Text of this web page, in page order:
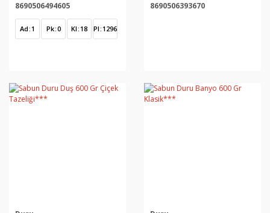
8690506494605
Ad 1 Pk 0 Kl 18 Pl 1296
8690506393670